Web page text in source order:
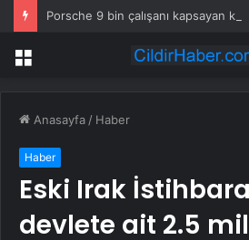
Porsche 9 bin çalışanı kapsayan
Menü
Anasayfa / Haber
Haber
Eski Irak
devlete ait 2.5